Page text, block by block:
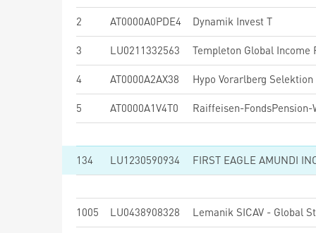
2 AT0000A0PDE4 Dynamik Invest T
3 LU0211332563 Templeton Global Income
4 AT0000A2AX38 Hypo Vorarlberg
5 AT0000A1V4T0 Raiffeisen-FondsPension-
134 LU1230590934 FIRST EAGLE AMUNDI
1005 LU0438908328